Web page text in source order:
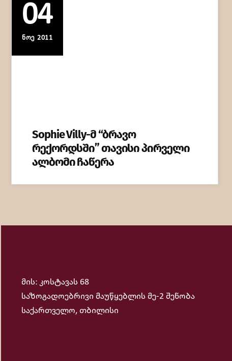
04
ᲜᲝᲔ 2011
Sophie Villy-მ “ბრავო
რექორდსში” თავისი პირველი
ალბომი ჩაწერა
მის: კოსტავას 68
საზოგადოებრივი მაუწყებლის მე-2 შენობა
საქართველო, თბილისი